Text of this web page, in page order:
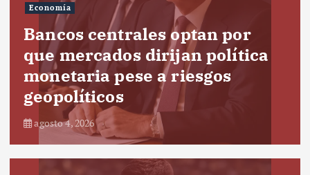
Economía
Bancos centrales optan por
que mercados dirijan política
monetaria pese a riesgos
geopolíticos
agosto 4, 2026